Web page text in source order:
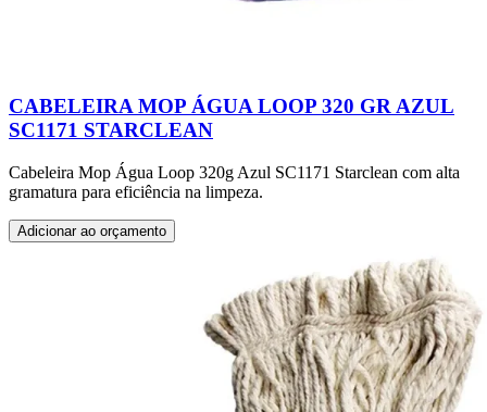
CABELEIRA MOP ÁGUA LOOP 320 GR AZUL
SC1171 STARCLEAN
Cabeleira Mop Água Loop 320g Azul SC1171 Starclean com alta
gramatura para eficiência na limpeza.
Adicionar ao orçamento